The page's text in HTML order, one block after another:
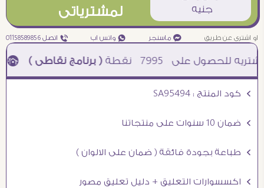
جنيه
لمشترياتى
او اشترى عن طريق ¥ ماسنجر ₧ واتس اب ƒ اتصل 01158589856
7995 نقطة( برنامج نقاطى )à خصم 5% للعملاء الجدد à شحن مجانى عند الشراء ب 4000 جنيه à
Ö كود المنتج : SA95494
Ö ضمان 10 سنوات على منتجاتنا
Ö طباعة بجودة فائقة ( ضمان على الالوان )
Ö اكسسوارات التعليق + دليل تعليق مصور